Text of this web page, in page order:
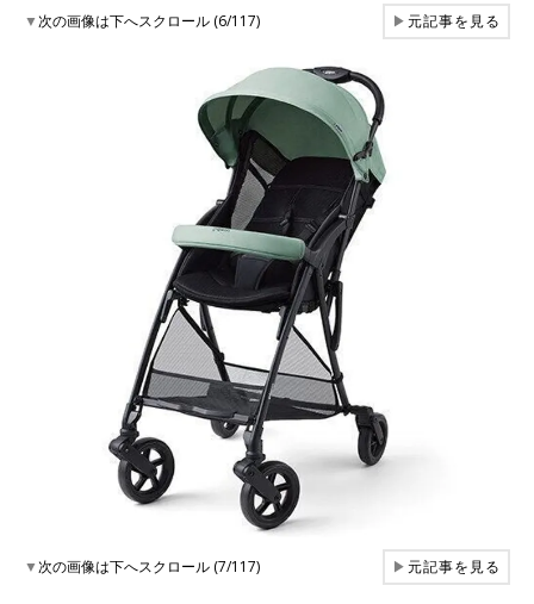
▼次の画像は下へスクロール (6/117) ▶元記事を見る
▼次の画像は下へスクロール (7/117) ▶元記事を見る